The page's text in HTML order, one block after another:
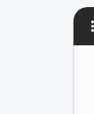
B
č